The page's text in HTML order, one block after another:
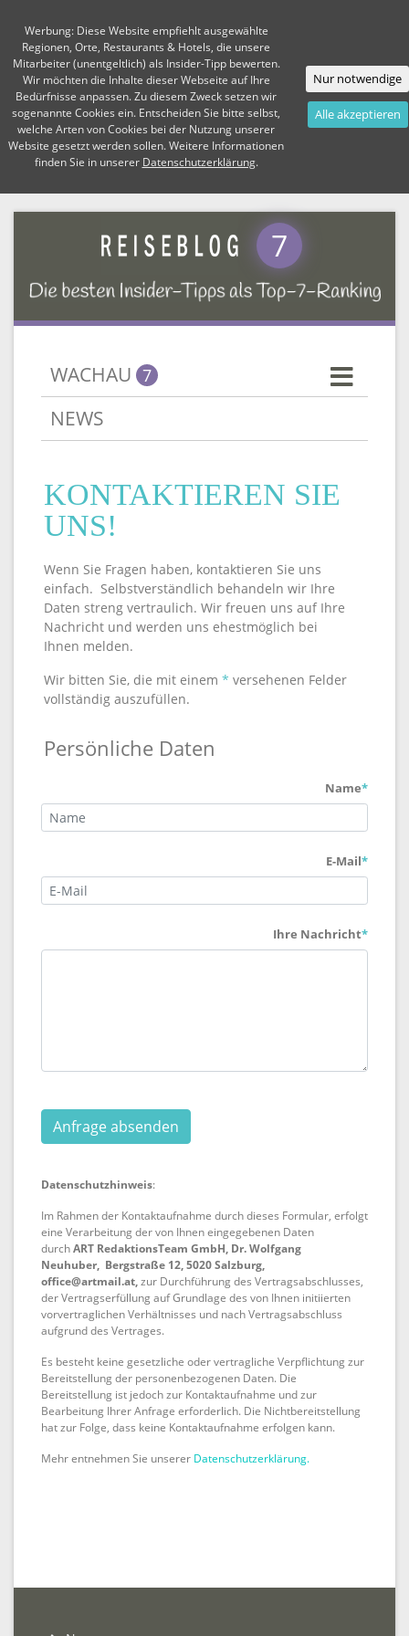
7
WACHAU 7
NEWS
KONTAKTIEREN SIE
UNS!
Wenn Sie Fragen haben, kontaktieren Sie uns
einfach. Selbstverständlich behandeln wir Ihre
Daten streng vertraulich. Wir freuen uns auf Ihre
Nachricht und werden uns ehestmöglich bei
Ihnen melden.
Wir bitten Sie, die mit einem * versehenen Felder
vollständig auszufüllen.
Persönliche Daten
Name*
E-Mail*
Ihre Nachricht*
Anfrage absenden
Datenschutzhinweis:
Im Rahmen der Kontaktaufnahme durch dieses Formular, erfolgt
eine Verarbeitung der von Ihnen eingegebenen Daten
durchART RedaktionsTeam GmbH, Dr. Wolfgang
Neuhuber, Bergstraße 12, 5020 Salzburg,
office@artmail.at,zur Durchführung des Vertragsabschlusses,
der Vertragserfüllung auf Grundlage des von Ihnen initiierten
vorvertraglichen Verhältnisses und nach Vertragsabschluss
aufgrund des Vertrages.
Es besteht keine gesetzliche oder vertragliche Verpflichtung zur
Bereitstellung der personenbezogenen Daten. Die
Bereitstellung ist jedoch zur Kontaktaufnahme und zur
Bearbeitung Ihrer Anfrage erforderlich. Die Nichtbereitstellung
hat zur Folge, dass keine Kontaktaufnahme erfolgen kann.
Mehr entnehmen Sie unserer Datenschutzerklärung.
Werbung: Diese Website empfiehlt ausgewählte
Regionen, Orte, Restaurants & Hotels, die unsere
Mitarbeiter (unentgeltlich) als Insider-Tipp bewerten.
Wir möchten die Inhalte dieser Webseite auf Ihre
Bedürfnisse anpassen. Zu diesem Zweck setzen wir
sogenannte Cookies ein. Entscheiden Sie bitte selbst,
welche Arten von Cookies bei der Nutzung unserer
Website gesetzt werden sollen. Weitere Informationen
finden Sie in unserer Datenschutzerklärung.
Nur notwendige
Alle akzeptieren